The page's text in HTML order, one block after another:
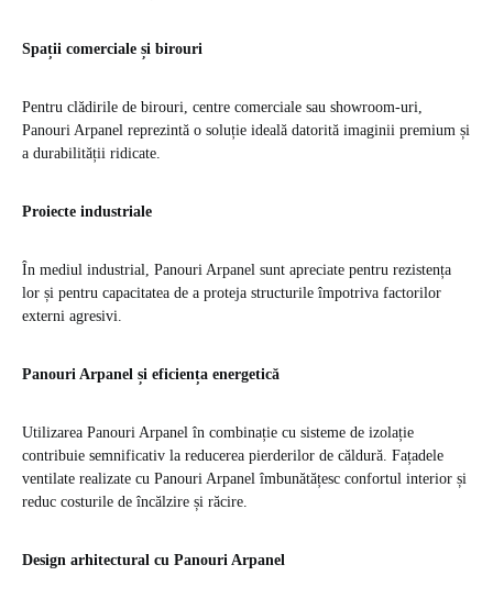
Spații comerciale și birouri
Pentru clădirile de birouri, centre comerciale sau showroom-uri,
Panouri Arpanel reprezintă o soluție ideală datorită imaginii premium și
a durabilității ridicate.
Proiecte industriale
În mediul industrial, Panouri Arpanel sunt apreciate pentru rezistența
lor și pentru capacitatea de a proteja structurile împotriva factorilor
externi agresivi.
Panouri Arpanel și eficiența energetică
Utilizarea Panouri Arpanel în combinație cu sisteme de izolație
contribuie semnificativ la reducerea pierderilor de căldură. Fațadele
ventilate realizate cu Panouri Arpanel îmbunătățesc confortul interior și
reduc costurile de încălzire și răcire.
Design arhitectural cu Panouri Arpanel